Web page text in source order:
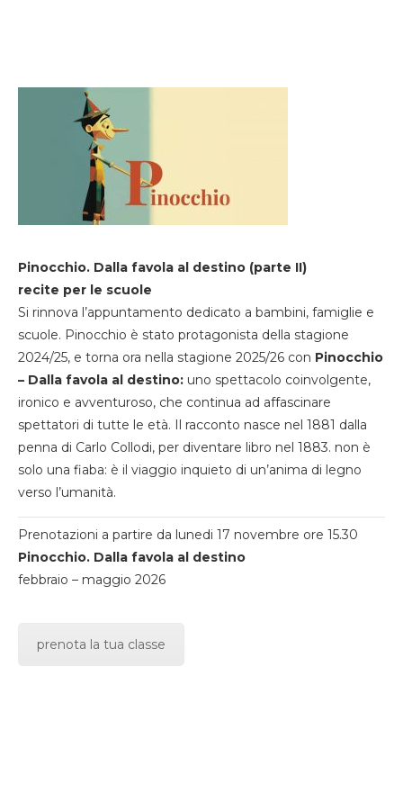
Pinocchio. Dalla favola al destino (parte II)
recite per le scuole
Si rinnova l’appuntamento dedicato a bambini, famiglie e
scuole. Pinocchio è stato protagonista della stagione
2024/25, e torna ora nella stagione 2025/26 con Pinocchio
– Dalla favola al destino: uno spettacolo coinvolgente,
ironico e avventuroso, che continua ad affascinare
spettatori di tutte le età. Il racconto nasce nel 1881 dalla
penna di Carlo Collodi, per diventare libro nel 1883. non è
solo una fiaba: è il viaggio inquieto di un’anima di legno
verso l’umanità.
Prenotazioni a partire da lunedi 17 novembre ore 15.30
Pinocchio. Dalla favola al destino
febbraio – maggio 2026
prenota la tua classe